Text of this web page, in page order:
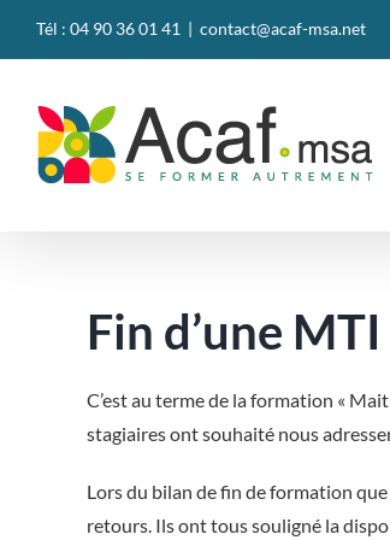
Tél : 04 90 36 01 41 | contact@acaf-msa.net
Fin d’une
C’est au terme de la formation «
stagiaires ont souhaité nous
Lors du bilan de fin de formation
retours. Ils ont tous souligné la